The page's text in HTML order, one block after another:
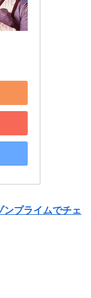
ンプライムでチェ